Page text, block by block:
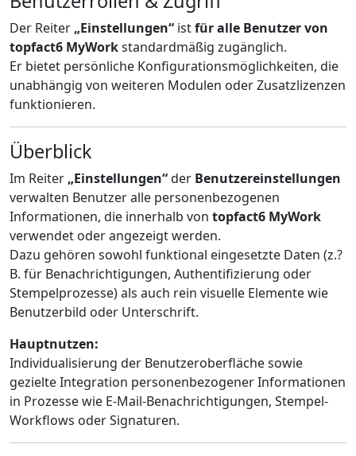
Der Reiter „Einstellungen“ istfür alle Benutzer von
topfact6 MyWorkstandardmäßig zugänglich.
Er bietet persönliche Konfigurationsmöglichkeiten, die
unabhängig von weiteren Modulen oder Zusatzlizenzen
funktionieren.
Überblick
Im Reiter „Einstellungen“der Benutzereinstellungen
verwalten Benutzer alle personenbezogenen
Informationen, die innerhalb von topfact6 MyWork
verwendet oder angezeigt werden.
Dazu gehören sowohl funktional eingesetzte Daten (z.?
B. für Benachrichtigungen, Authentifizierung oder
Stempelprozesse) als auch rein visuelle Elemente wie
Benutzerbild oder Unterschrift.
Hauptnutzen:
Individualisierung der Benutzeroberfläche sowie
gezielte Integration personenbezogener Informationen
in Prozesse wie E-Mail-Benachrichtigungen, Stempel-
Workflows oder Signaturen.